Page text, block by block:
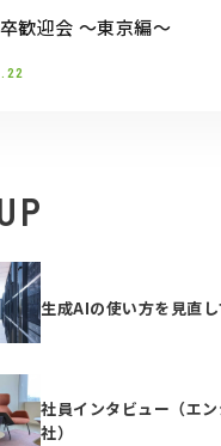
歓迎会 ～東京編～
生成AIの使い方を見直
社員インタビュー（エ
社）